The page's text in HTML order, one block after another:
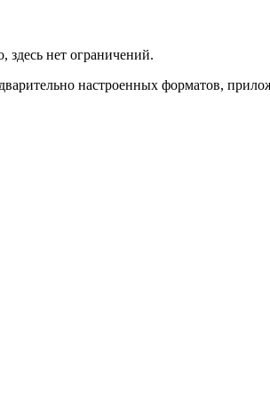
здесь нет ограничений.
настроенных форматов,